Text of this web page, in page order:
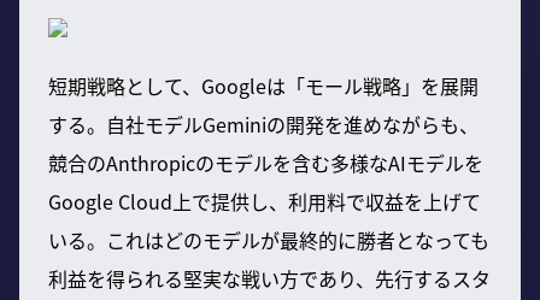
短期戦略として、Googleは「モール戦略」を展開
する。自社モデルGeminiの開発を進めながらも、
競合のAnthropicのモデルを含む多様なAIモデルを
Google Cloud上で提供し、利用料で収益を上げて
いる。これはどのモデルが最終的に勝者となっても
利益を得られる堅実な戦い方であり、先行するスタ